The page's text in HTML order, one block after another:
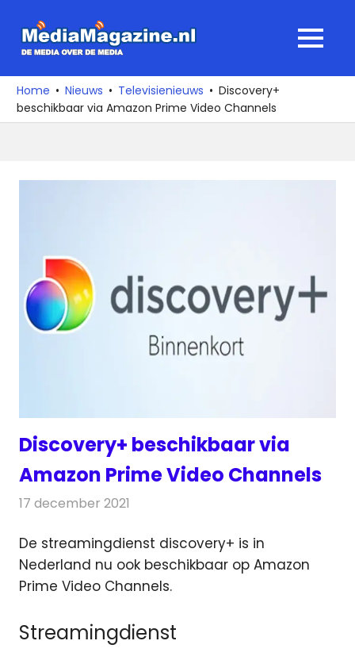
naar
media
over
de
MENU
Home Nieuws Televisienieuws
Discovery+
beschikbaar via Amazon Prime Video Channels
Discovery+ beschikbaar via
Amazon Prime Video Channels
17 december 2021
De streamingdienst discovery+ is in
Nederland nu ook beschikbaar op Amazon
Prime Video Channels.
Streamingdienst